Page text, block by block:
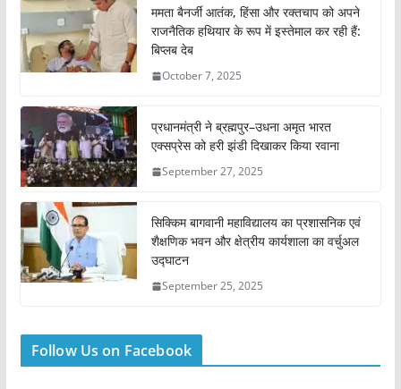
ममता बैनर्जी आतंक, हिंसा और रक्तचाप को अपने
राजनैतिक हथियार के रूप में इस्तेमाल कर रही हैं:
बिप्लब देब
October 7, 2025
प्रधानमंत्री ने ब्रह्मपुर–उधना अमृत भारत
एक्सप्रेस को हरी झंडी दिखाकर किया रवाना
September 27, 2025
सिक्किम बागवानी महाविद्यालय का प्रशासनिक एवं
शैक्षणिक भवन और क्षेत्रीय कार्यशाला का वर्चुअल
उद्घाटन
September 25, 2025
Follow Us on Facebook